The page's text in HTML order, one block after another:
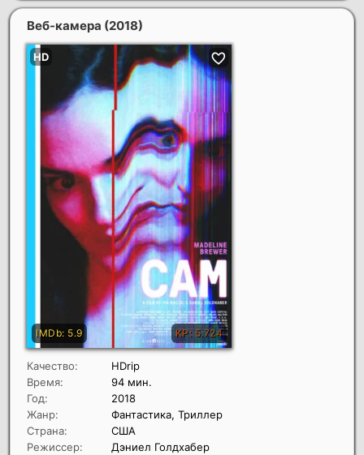
Веб-камера (2018)
Качество:
HDrip
Время:
94 мин.
Год:
2018
Жанр:
Фантастика, Триллер
Страна:
США
Режиссер:
Дэниел Голдхабер